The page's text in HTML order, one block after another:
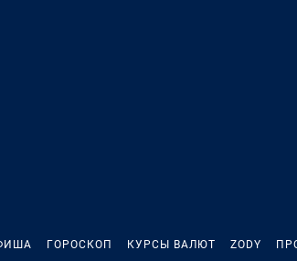
ГОРОСКОП КУРСЫ ВАЛЮТ ZODY